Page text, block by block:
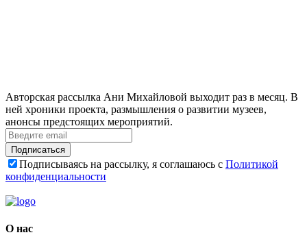
Авторская рассылка Ани Михайловой выходит раз в месяц. В
ней хроники проекта, размышления о развитии музеев,
анонсы предстоящих мероприятий.
Подписаться
Подписываясь на рассылку, я соглашаюсь с Политикой
конфиденциальности
О нас